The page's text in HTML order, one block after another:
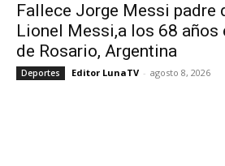
Fallece Jorge Messi
Lionel Messi,a los 68 años
de Rosario, Argentina
Deportes Editor LunaTV - agosto 8, 2026